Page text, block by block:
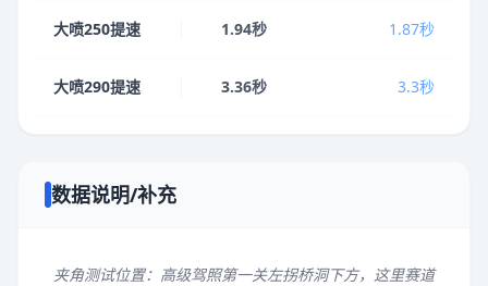
大喷250提速 1.94秒 1.87秒
大喷290提速 3.36秒 3.3秒
数据说明/补充
夹角测试位置：高级驾照第一关左拐桥洞下方，这里赛道